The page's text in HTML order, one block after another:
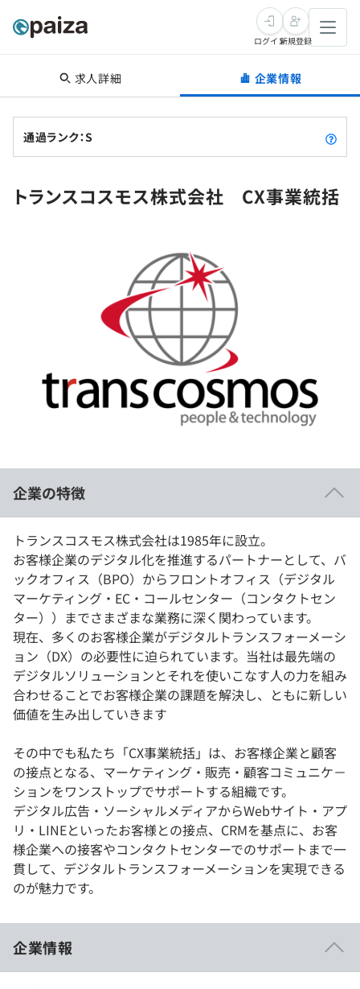
転職・キャリア
転職成功ガイド
インタビュー
新卒就活
求人検索
イベント・セミナー
インタビュー
学習
リファレンス
個人向けプラン
学校向けプラン
契約内容・クーポン
再チャレンジ結果一覧
paiza times
ログイン新規登録
求人詳細 企業情報
通過ランク：S
トランスコスモス株式会社 CX事業統括
企業の特徴
トランスコスモス株式会社は1985年に設立。
お客様企業のデジタル化を推進するパートナーとして、バ
ックオフィス（BPO）からフロントオフィス（デジタル
マーケティング・EC・コールセンター（コンタクトセン
ター））までさまざまな業務に深く関わっています。
現在、多くのお客様企業がデジタルトランスフォーメーシ
ョン（DX）の必要性に迫られています。当社は最先端の
デジタルソリューションとそれを使いこなす人の力を組み
合わせることでお客様企業の課題を解決し、ともに新しい
価値を生み出していきます
その中でも私たち「CX事業統括」は、お客様企業と顧客
の接点となる、マーケティング・販売・顧客コミュニケ－
ションをワンストップでサポートする組織です。
デジタル広告・ソーシャルメディアからWebサイト・アプ
リ・LINEといったお客様との接点、CRMを基点に、お客
様企業への接客やコンタクトセンターでのサポートまで⼀
貫して、デジタルトランスフォーメーションを実現できる
のが魅力です。
企業情報